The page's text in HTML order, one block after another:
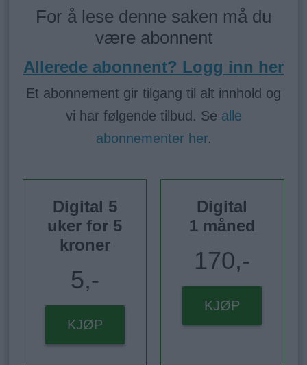
For å lese denne saken må du
være abonnent
Allerede abonnent? Logg inn her
Et abonnement gir tilgang til alt innhold og
vi har følgende tilbud. Se alle
abonnementer her.
Digital 5
uker for 5
kroner
5,-
KJØP
Digital
1 måned
170,-
KJØP